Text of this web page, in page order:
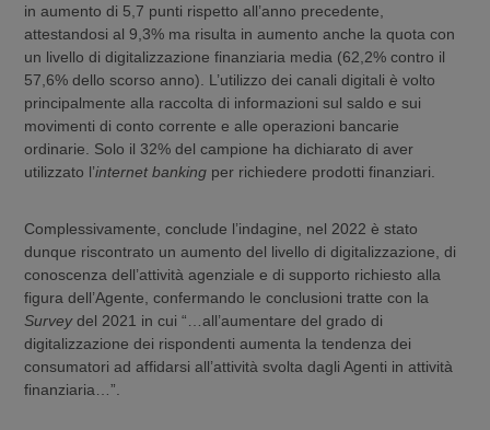
in aumento di 5,7 punti rispetto all’anno precedente,
attestandosi al 9,3% ma risulta in aumento anche la quota con
un livello di digitalizzazione finanziaria media (62,2% contro il
57,6% dello scorso anno). L’utilizzo dei canali digitali è volto
principalmente alla raccolta di informazioni sul saldo e sui
movimenti di conto corrente e alle operazioni bancarie
ordinarie. Solo il 32% del campione ha dichiarato di aver
utilizzato l’internet banking per richiedere prodotti finanziari.
Complessivamente, conclude l’indagine, nel 2022 è stato
dunque riscontrato un aumento del livello di digitalizzazione, di
conoscenza dell’attività agenziale e di supporto richiesto alla
figura dell’Agente, confermando le conclusioni tratte con la
Surveydel 2021 in cui “…all’aumentare del grado di
digitalizzazione dei rispondenti aumenta la tendenza dei
consumatori ad affidarsi all’attività svolta dagli Agenti in attività
finanziaria…”.